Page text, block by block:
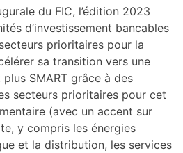
du FIC, l’édition 2023
d’investissement bancables
prioritaires pour la
sa transition vers une
SMART grâce à des
secteurs prioritaires pour cet
(avec un accent sur
y compris les énergies
et la distribution, les services